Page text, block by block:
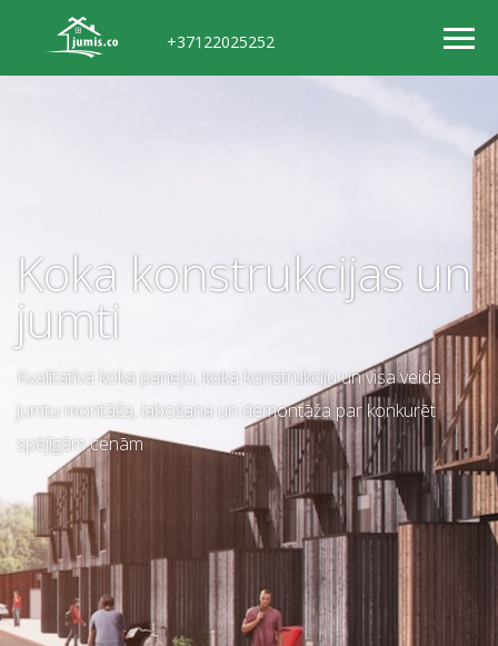
+37122025252
Koka konstrukcijas un
jumti
Kvalitatīva koka paneļu, koka konstrukciju un visa veida
jumtu montāža, labošana un demontāža par konkurēt
spējīgām cenām